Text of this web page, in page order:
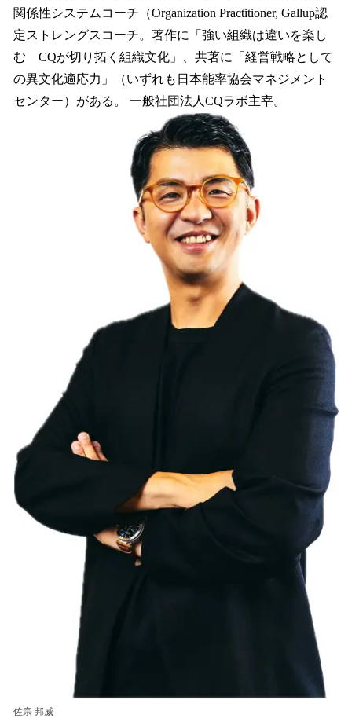
関係性システムコーチ（Organization Practitioner, Gallup認
定ストレングスコーチ。著作に「強い組織は違いを楽し
む CQが切り拓く組織文化」、共著に「経営戦略として
の異文化適応力」（いずれも日本能率協会マネジメント
センター）がある。 一般社団法人CQラボ主宰。
佐宗 邦威